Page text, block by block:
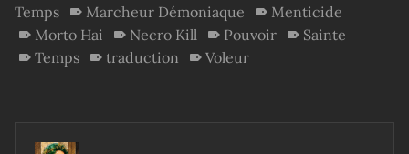
Temps
Marcheur Démoniaque
Menticide
Morto Hai
Necro Kill Pouvoir
Sainte
Temps
traduction Voleur